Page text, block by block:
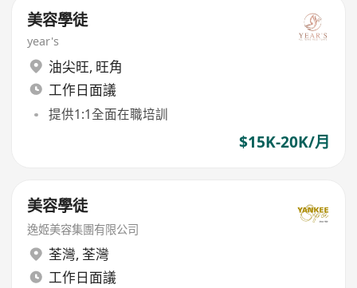
美容學徒
year's
油尖旺, 旺角
工作日面議
提供1:1全面在職培訓
$15K-20K/月
美容學徒
逸姬美容集團有限公司
荃灣, 荃灣
工作日面議